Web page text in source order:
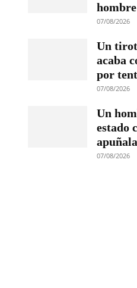
07/08/2026
Un
acaba
por
07/08/2026
Un
estado
07/08/2026